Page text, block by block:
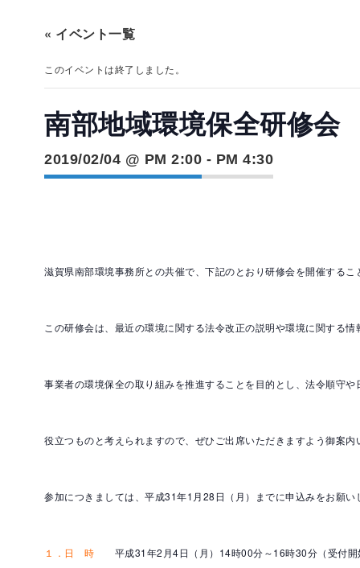
« イベント一覧
このイベントは終了しました。
南部地域環境保全研修会
2019/02/04 @ PM 2:00 - PM 4:30
滋賀県南部環境事務所との共催で、下記のとおり研修会を開催するこ
この研修会は、最近の環境に関する法令改正の説明や環境に関する
事業者の環境保全の取り組みを推進することを目的とし、法令順守
役立つものと考えられますので、ぜひご出席いただきますよう御案内
参加につきましては、平成31年1月28日（月）までに申込みをお願い
１．日 時 平成31年2月4日（月）14時00分～16時30分（受付